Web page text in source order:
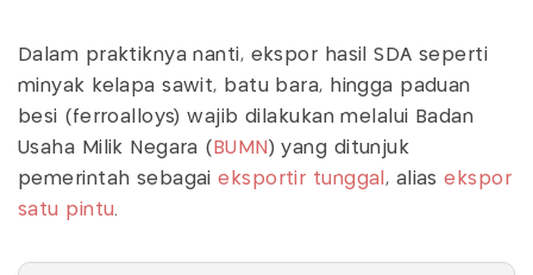
Dalam praktiknya nanti, ekspor hasil SDA seperti
minyak kelapa sawit, batu bara, hingga paduan
besi (ferroalloys) wajib dilakukan melalui Badan
Usaha Milik Negara ( BUMN ) yang ditunjuk
pemerintah sebagai eksportir tunggal , aliasekspor
satu pintu.